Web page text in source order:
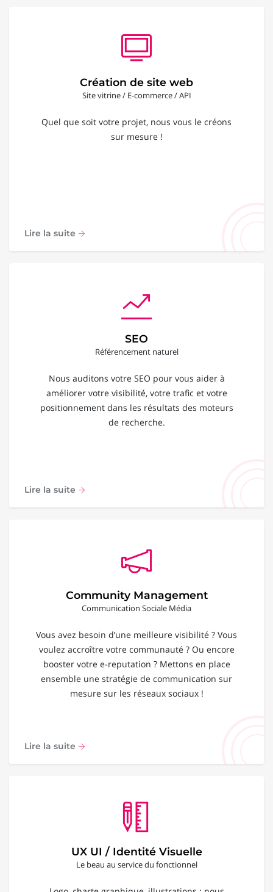
Création de site web
Site vitrine / E-commerce / API
Quel que soit votre projet, nous vous le créons
sur mesure !
Lire la suite
SEO
Référencement naturel
Nous auditons votre SEO pour vous aider à
améliorer votre visibilité, votre trafic et votre
positionnement dans les résultats des moteurs
de recherche.
Lire la suite
Community Management
Communication Sociale Média
Vous avez besoin d’une meilleure visibilité ? Vous
voulez accroître votre communauté ? Ou encore
booster votre e-reputation ? Mettons en place
ensemble une stratégie de communication sur
mesure sur les réseaux sociaux !
Lire la suite
UX UI / Identité Visuelle
Le beau au service du fonctionnel